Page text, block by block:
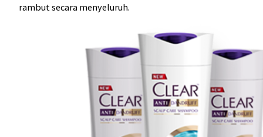
rambut secara menyeluruh.